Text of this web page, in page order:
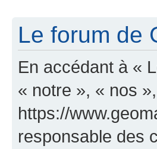
Le forum de
En accédant à «
« notre », « nos
https://
responsable des